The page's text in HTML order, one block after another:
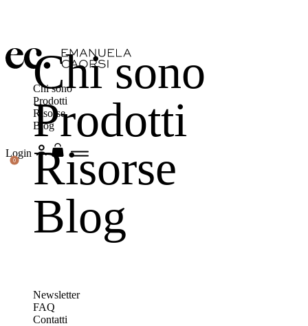
Chi sono
Prodotti
Risorse
Blog
Login
0
Chi sono
Prodotti
Risorse
Blog
Newsletter
FAQ
Contatti